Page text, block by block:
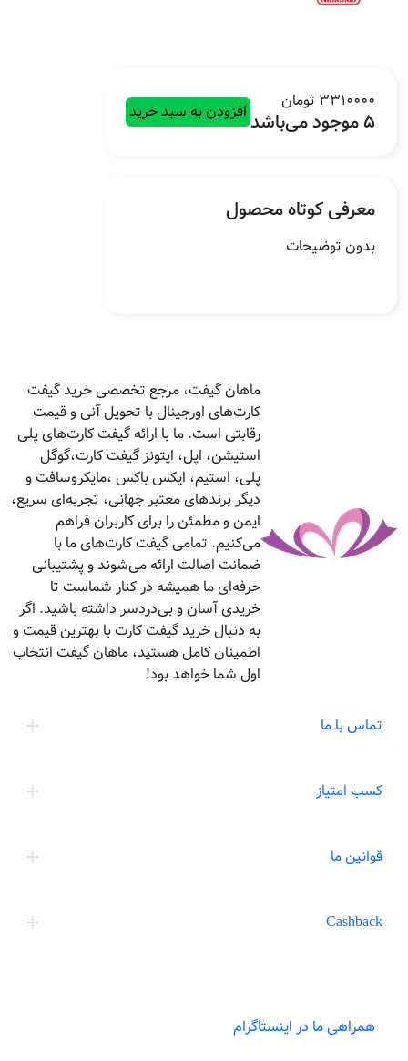
3310000 تومان
5 موجود می‌باشد افزودن به سبد خرید
معرفی کوتاه محصول
بدون توضیحات
تماس با ما
کسب امتیاز
قوانین ما
Cashback
ماهان گیفت، مرجع تخصصی خرید گیفت
کارت‌های اورجینال با تحویل آنی و قیمت
رقابتی است. ما با ارائه گیفت کارت‌های پلی
استیشن، اپل، ایتونز گیفت کارت،گوگل
پلی، استیم، ایکس باکس ،مایکروسافت و
دیگر برندهای معتبر جهانی، تجربه‌ای سریع،
ایمن و مطمئن را برای کاربران فراهم
می‌کنیم. تمامی گیفت کارت‌های ما با
ضمانت اصالت ارائه می‌شوند و پشتیبانی
حرفه‌ای ما همیشه در کنار شماست تا
خریدی آسان و بی‌دردسر داشته باشید. اگر
به دنبال خرید گیفت کارت با بهترین قیمت و
اطمینان کامل هستید، ماهان گیفت انتخاب
اول شما خواهد بود!
همراهی ما در اینستاگرام